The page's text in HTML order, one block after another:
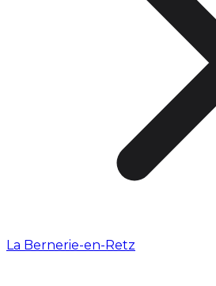
La Bernerie-en-Retz